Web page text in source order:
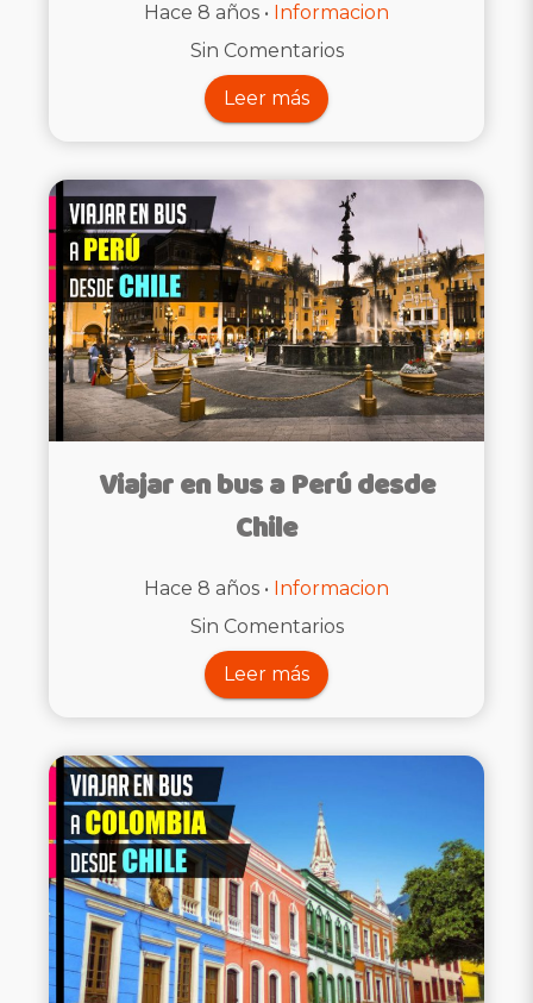
Hace 8 años • Informacion
Sin Comentarios
Leer más
Viajar en bus a Perú desde
Chile
Hace 8 años • Informacion
Sin Comentarios
Leer más